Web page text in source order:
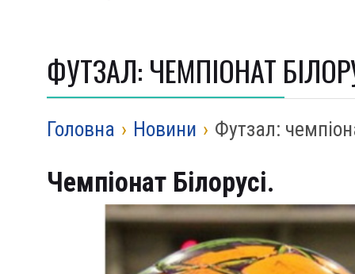
ФУТЗАЛ: ЧЕМПІОНАТ
Головна › Новини › Футзал:
Чемпіонат Білорусі.